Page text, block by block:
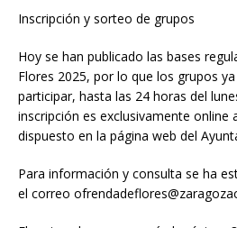
Inscripción y sorteo de grupos
Hoy se han publicado las bases
Flores 2025, por lo que los grupos
participar, hasta las 24 horas del
inscripción es exclusivamente online
dispuesto en la página web del
Para información y consulta se ha
el correo